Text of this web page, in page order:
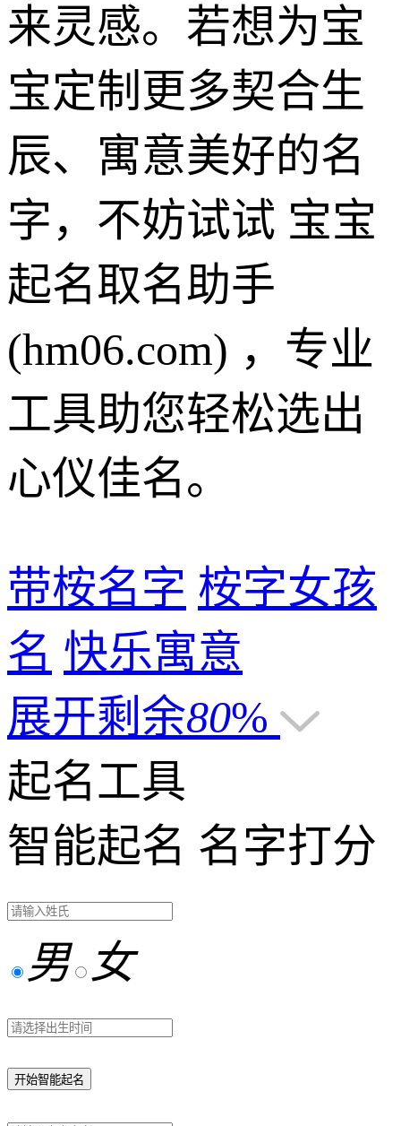
来灵感。若想为宝
宝定制更多契合生
辰、寓意美好的名
字，不妨试试 宝宝
起名取名助手
(hm06.com) ，专业
工具助您轻松选出
心仪佳名。
带桉名字 桉字女孩
名 快乐寓意
展开剩余80%
起名工具
智能起名 名字打分
男 女
开始智能起名